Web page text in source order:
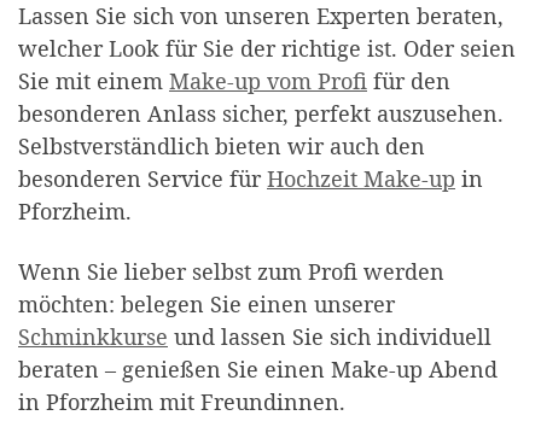
Lassen Sie sich von unseren Experten beraten,
welcher Look für Sie der richtige ist. Oder seien
Sie mit einem Make-up vom Profi für den
besonderen Anlass sicher, perfekt auszusehen.
Selbstverständlich bieten wir auch den
besonderen Service für Hochzeit Make-up in
Pforzheim.
Wenn Sie lieber selbst zum Profi werden
möchten: belegen Sie einen unserer
Schminkkurse und lassen Sie sich individuell
beraten – genießen Sie einen Make-up Abend
in Pforzheim mit Freundinnen.